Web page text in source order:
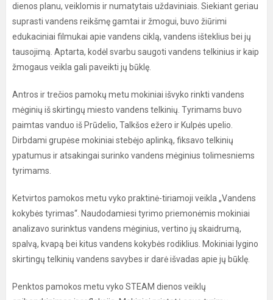
dienos planu, veiklomis ir numatytais uždaviniais. Siekiant geriau
suprasti vandens reikšmę gamtai ir žmogui, buvo žiūrimi
edukaciniai filmukai apie vandens ciklą, vandens išteklius bei jų
tausojimą. Aptarta, kodėl svarbu saugoti vandens telkinius ir kaip
žmogaus veikla gali paveikti jų būklę.
Antros ir trečios pamokų metu mokiniai išvyko rinkti vandens
mėginių iš skirtingų miesto vandens telkinių. Tyrimams buvo
paimtas vanduo iš Prūdelio, Talkšos ežero ir Kulpės upelio.
Dirbdami grupėse mokiniai stebėjo aplinką, fiksavo telkinių
ypatumus ir atsakingai surinko vandens mėginius tolimesniems
tyrimams.
Ketvirtos pamokos metu vyko praktinė-tiriamoji veikla „Vandens
kokybės tyrimas“. Naudodamiesi tyrimo priemonėmis mokiniai
analizavo surinktus vandens mėginius, vertino jų skaidrumą,
spalvą, kvapą bei kitus vandens kokybės rodiklius. Mokiniai lygino
skirtingų telkinių vandens savybes ir darė išvadas apie jų būklę.
Penktos pamokos metu vyko STEAM dienos veiklų